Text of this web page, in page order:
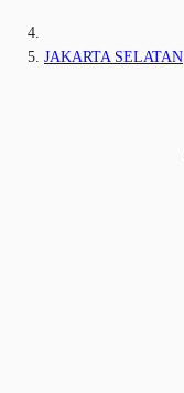
JAKARTA SELATAN